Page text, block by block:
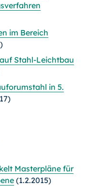
im Bereich
Stahl-Leichtbau
in 5.
Masterpläne für
(1.2.2015)